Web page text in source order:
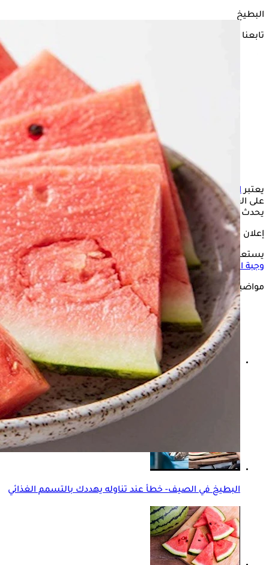
البطيخ
تابعنا على
يعتبرالبطيخ من الفواكه الصيفيةالمفيدة لصحة الإنسان، لاحتوائه
على العديد من العناصر الغذائية الضرورية للجسم، ولكن ماذا
يحدث عند تناوله في وجبة الإفطار؟
إعلان
يستعرض "الكونسلتو" في التقرير التالي، تأثيرتناول البطيخ في
وجبة الإفطارعلى الجسم، وفقًا لموقع "The HealthSite".
مواضيع ذات صلة
متى يجب الامتناع عن تناول البطيخ؟ احذر ظهور هذه
الأعراض بهذه الحالات
البطيخ في الصيف- خطأ عند تناوله يهددك بالتسمم الغذائي